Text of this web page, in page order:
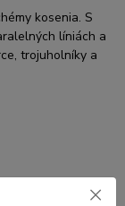
kosenia. S
líniách a
trojuholníky a